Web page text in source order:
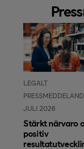
LEGALT
JULI 2026
Stärkt närvaro
positiv